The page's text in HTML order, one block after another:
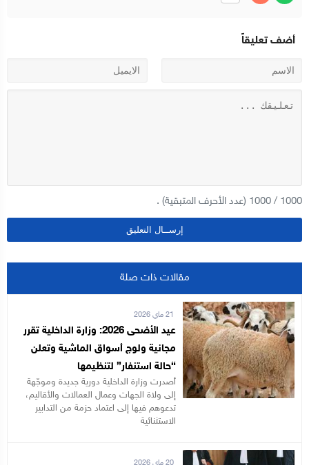
أضف تعليقاً
1000
/
1000 (عدد الأحرف المتبقية) .
مقالات ذات صلة
عيد الأضحى 2026: وزارة الداخلية تقرر
مجانية ولوج أسواق الماشية وتعلن
“حالة استنفار” لتنظيمها
أصدرت وزارة الداخلية دورية جديدة وموجّهة
إلى ولاة الجهات وعمال العمالات والأقاليم،
تدعوهم فيها إلى اعتماد حزمة من التدابير
الاستثنائية